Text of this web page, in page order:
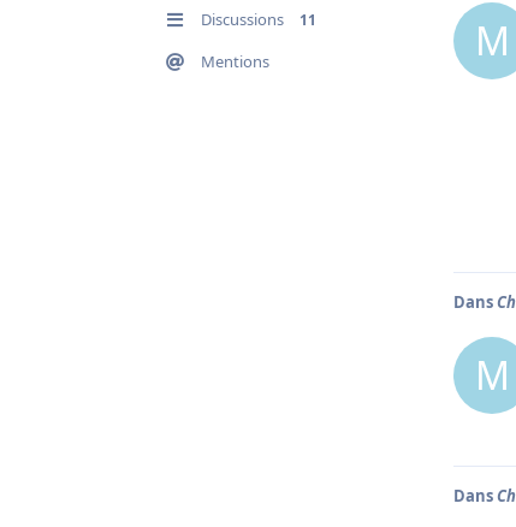
Discussions 11
Mentions M
Dans
M
Dans